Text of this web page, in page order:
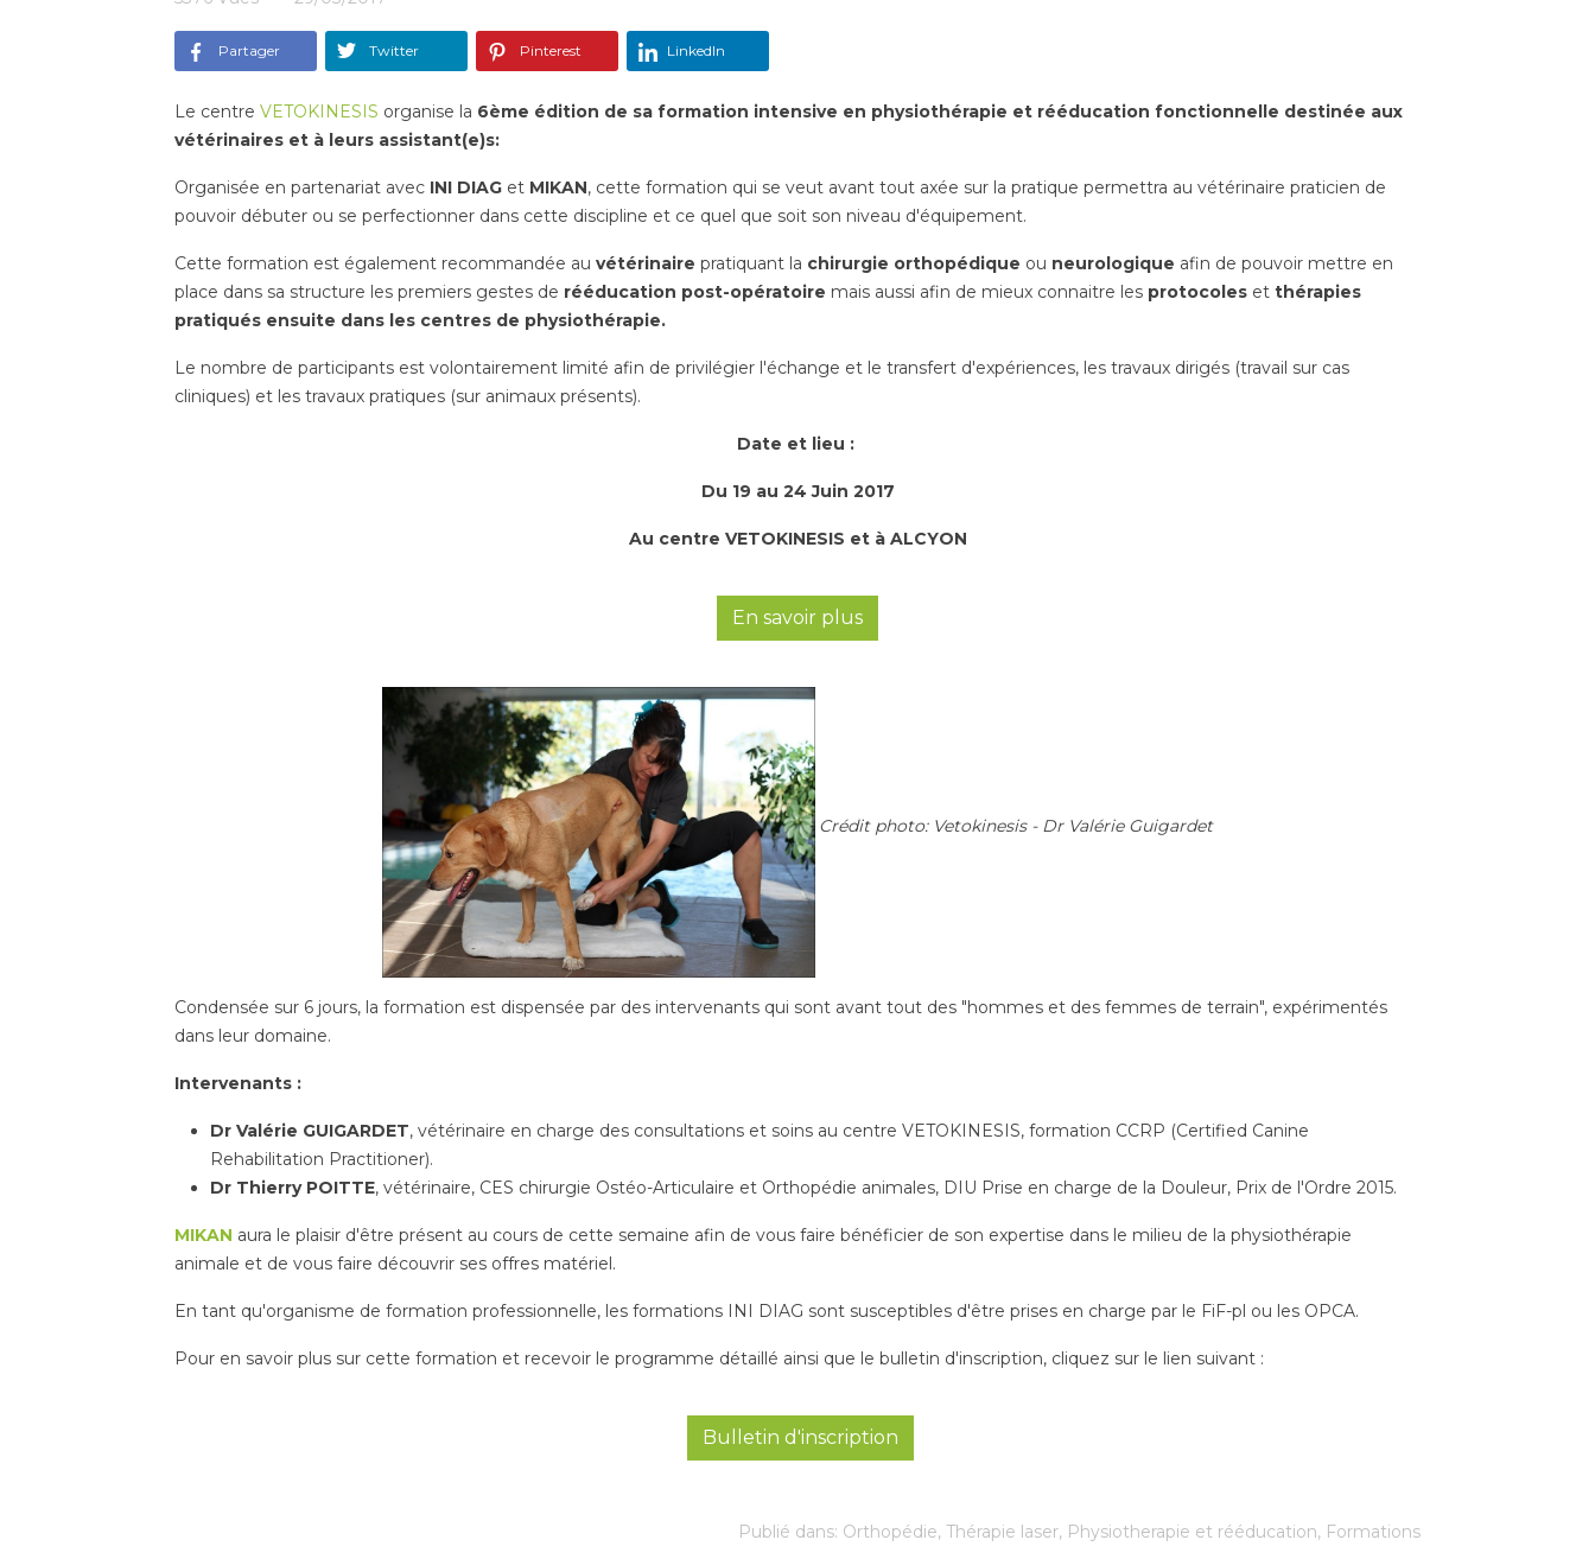
Partager Twitter Pinterest LinkedIn
Le centre VETOKINESIS organise la 6ème édition de sa formation intensive en physiothérapie et rééducation fonctionnelle destinée aux
vétérinaires et à leurs assistant(e)s:
Organisée en partenariat avec INI DIAG et MIKAN, cette formation qui se veut avant tout axée sur la pratique permettra au vétérinaire praticien de
pouvoir débuter ou se perfectionner dans cette discipline et ce quel que soit son niveau d'équipement.
Cette formation est également recommandée au vétérinaire pratiquant la chirurgie orthopédique ou neurologique afin de pouvoir mettre en
place dans sa structure les premiers gestes de rééducation post-opératoire mais aussi afin de mieux connaitre les protocoles et thérapies
pratiqués ensuite dans les centres de physiothérapie.
Le nombre de participants est volontairement limité afin de privilégier l'échange et le transfert d'expériences, les travaux dirigés (travail sur cas
cliniques) et les travaux pratiques (sur animaux présents).
Date et lieu :
Du 19 au 24 Juin 2017
Au centre VETOKINESIS et à ALCYON
En savoir plus
Crédit photo: Vetokinesis - Dr Valérie Guigardet
Condensée sur 6 jours, la formation est dispensée par des intervenants qui sont avant tout des "hommes et des femmes de terrain", expérimentés
dans leur domaine.
Intervenants :
Dr Valérie GUIGARDET, vétérinaire en charge des consultations et soins au centre VETOKINESIS, formation CCRP (Certified Canine
Rehabilitation Practitioner).
Dr Thierry POITTE, vétérinaire, CES chirurgie Ostéo-Articulaire et Orthopédie animales, DIU Prise en charge de la Douleur, Prix de l'Ordre 2015.
MIKAN aura le plaisir d'être présent au cours de cette semaine afin de vous faire bénéficier de son expertise dans le milieu de la physiothérapie
animale et de vous faire découvrir ses offres matériel.
En tant qu'organisme de formation professionnelle, les formations INI DIAG sont susceptibles d'être prises en charge par le FiF-pl ou les OPCA.
Pour en savoir plus sur cette formation et recevoir le programme détaillé ainsi que le bulletin d'inscription, cliquez sur le lien suivant :
Bulletin d'inscription
Publié dans: Orthopédie, Thérapie laser, Physiotherapie et rééducation, Formations